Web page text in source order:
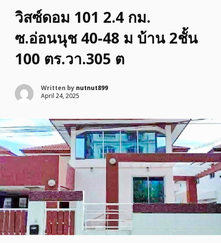
วิสซ์ดอม 101 2.4 กม.
ซ.อ่อนนุช 40-48 ม บ้าน 2ชั้น
100 ตร.วา.305 ต
Written by nutnut899
April 24, 2025